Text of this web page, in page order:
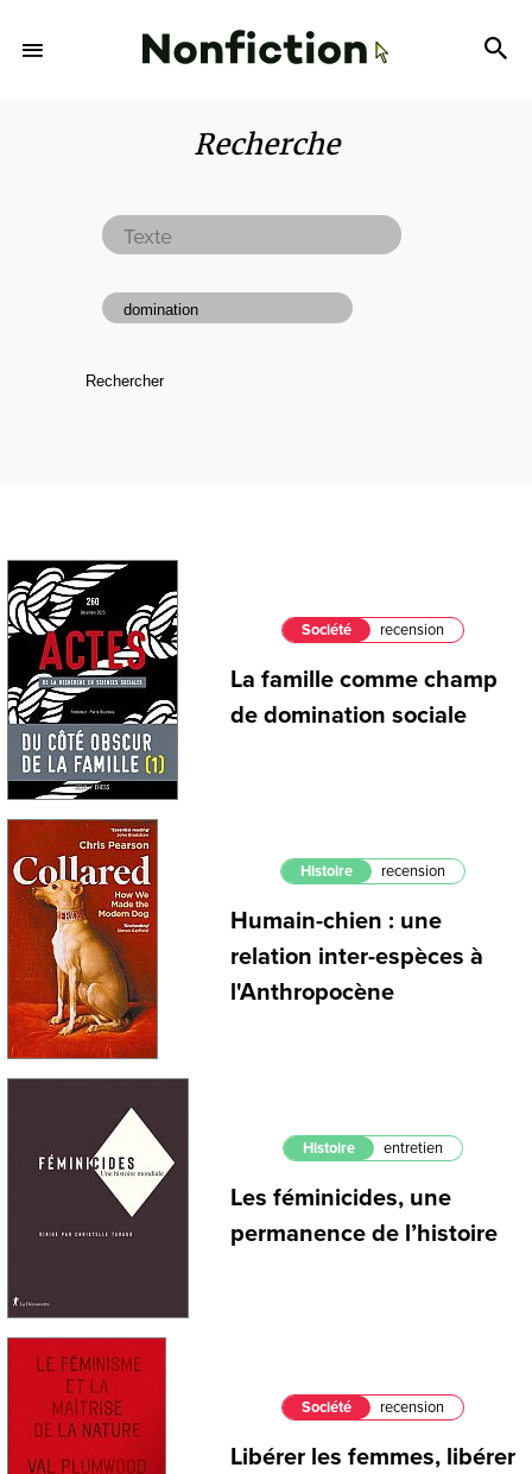
Recherche
Société recension
La famille comme champ
de domination sociale
Histoire recension
Humain-chien : une
relation inter-espèces à
l'Anthropocène
Histoire entretien
Les féminicides, une
permanence de l’histoire
Société recension
Libérer les femmes, libérer